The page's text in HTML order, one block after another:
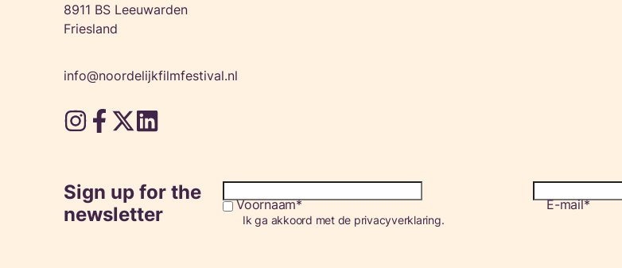
8911 BS Leeuwarden
Friesland
info@noordelijkfilmfestival.nl
Sign up for the
newsletter
Voornaam E-mail
Consent
Ik ga akkoord met de privacyverklaring.